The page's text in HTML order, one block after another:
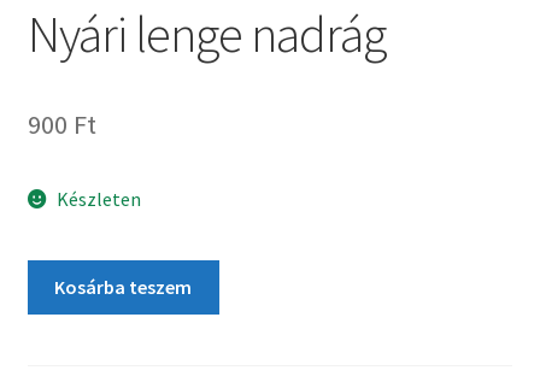
Nyári lenge nadrág
900 Ft
Készleten
Kosárba teszem